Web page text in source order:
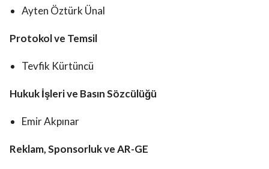
Ayten Öztürk Ünal
Protokol ve Temsil
Tevfik Kürtüncü
Hukuk İşleri ve Basın Sözcülüğü
Emir Akpınar
Reklam, Sponsorluk ve AR-GE